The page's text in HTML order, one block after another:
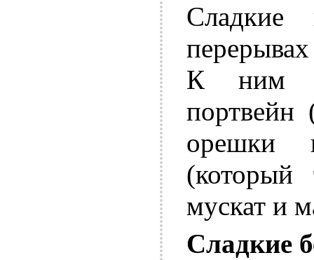
К ним
портвейн
орешки
(который
мускат и
Сладкие